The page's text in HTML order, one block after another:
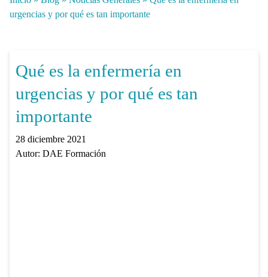
urgencias y por qué es tan importante
Qué es la enfermería en
urgencias y por qué es tan
importante
28 diciembre 2021
Autor: DAE Formación